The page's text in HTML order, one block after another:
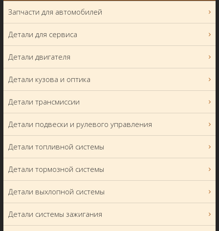
Запчасти для автомобилей
Детали для сервиса
Детали двигателя
Детали кузова и оптика
Детали трансмиссии
Детали подвески и рулевого управления
Детали топливной системы
Детали тормозной системы
Детали выхлопной системы
Детали системы зажигания